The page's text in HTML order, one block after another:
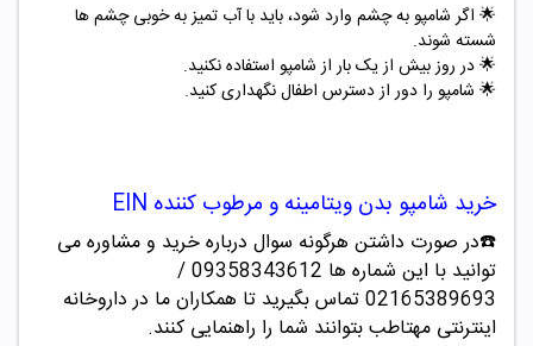
🌟 اگر شامپو به چشم وارد شود، باید با آب تمیز به خوبی چشم ها
شسته شوند.
🌟در روز بیش از یک بار از شامپو استفاده نکنید.
🌟 شامپو را دور از دسترس اطفال نگهداری کنید.
خرید شامپو بدن ویتامینه و مرطوب کننده EIN
☎️در صورت داشتن هرگونه سوال درباره خرید و مشاوره می
توانید با این شماره ها 09358343612 /
02165389693تماس بگیرید تا همکاران ما در داروخانه
اینترنتی مهتاطب بتوانند شما را راهنمایی کنند.